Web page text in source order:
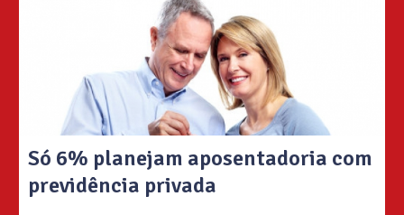
Só 6% planejam aposentadoria com
previdência privada